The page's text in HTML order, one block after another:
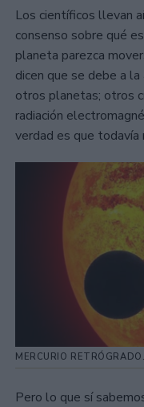
Los científicos llevan
consenso sobre qué
planeta parezca
dicen que se debe a
otros planetas; otros
radiación
verdad es que todavía
MERCURIO RETRÓGRADO.
Pero lo que sí